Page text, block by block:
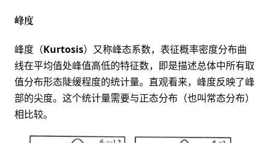
峰度
峰度（Kurtosis）又称峰态系数，表征概率密度分布曲
线在平均值处峰值高低的特征数，即是描述总体中所有取
值分布形态陡缓程度的统计量。直观看来，峰度反映了峰
部的尖度。这个统计量需要与正态分布 （也叫常态分布）
相比较。